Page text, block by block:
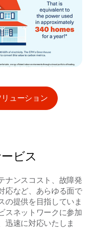
ューション
ビス
ナンスコスト、故障発
応など、あらゆる⾯で
の提供を⽬指していま
スネットワークに参加
迅速に対応いたしま